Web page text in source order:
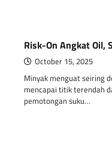
Risk-On Angkat Oil,
October 15, 2025
Minyak menguat seiring
mencapai titik terendah
pemotongan suku…